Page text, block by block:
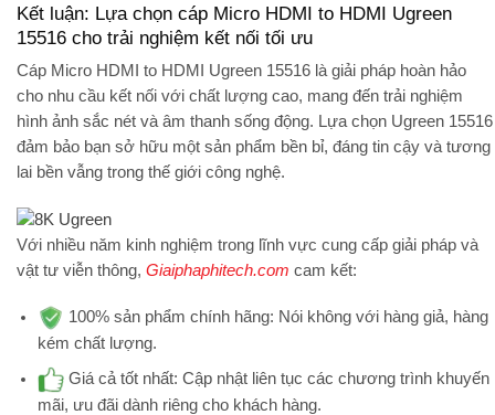
Kết luận: Lựa chọn cáp Micro HDMI to HDMI Ugreen
15516 cho trải nghiệm kết nối tối ưu
Cáp Micro HDMI to HDMI Ugreen 15516 là giải pháp hoàn hảo
cho nhu cầu kết nối với chất lượng cao, mang đến trải nghiệm
hình ảnh sắc nét và âm thanh sống động. Lựa chọn Ugreen 15516
đảm bảo bạn sở hữu một sản phẩm bền bỉ, đáng tin cậy và tương
lai bền vẫng trong thế giới công nghệ.
Với nhiều năm kinh nghiệm trong lĩnh vực cung cấp giải pháp và
vật tư viễn thông, Giaiphaphitech.com cam kết:
100% sản phẩm chính hãng: Nói không với hàng giả, hàng
kém chất lượng.
Giá cả tốt nhất: Cập nhật liên tục các chương trình khuyến
mãi, ưu đãi dành riêng cho khách hàng.